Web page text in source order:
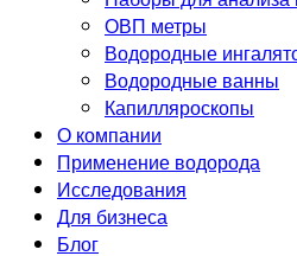
ОВП метры
Водородные
Водородные ванны
Капилляроскопы
О компании
Применение водорода
Исследования
Для бизнеса
Блог